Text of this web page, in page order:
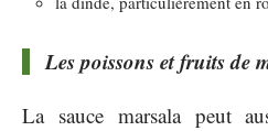
Les poissons et fruits de
La sauce marsala peut